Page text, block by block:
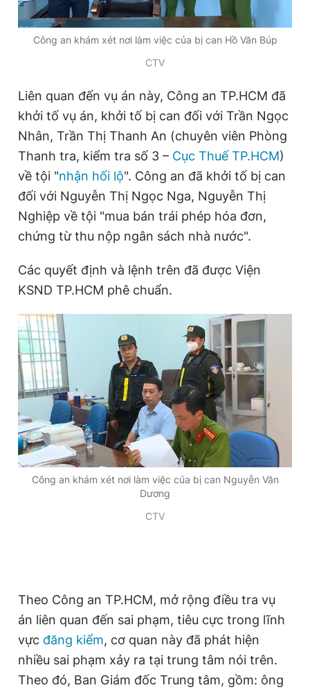
Công an khám xét nơi làm việc của bị can Hồ Văn Búp
CTV
Liên quan đến vụ án này, Công an TP.HCM đã
khởi tố vụ án, khởi tố bị can đối với Trần Ngọc
Nhân, Trần Thị Thanh An (chuyên viên Phòng
Thanh tra, kiểm tra số 3 – Cục Thuế TP.HCM)
về tội "nhận hối lộ". Công an đã khởi tố bị can
đối với Nguyễn Thị Ngọc Nga, Nguyễn Thị
Nghiệp về tội "mua bán trái phép hóa đơn,
chứng từ thu nộp ngân sách nhà nước".
Các quyết định và lệnh trên đã được Viện
KSND TP.HCM phê chuẩn.
Công an khám xét nơi làm việc của bị can Nguyễn Văn
Dương
CTV
Theo Công an TP.HCM, mở rộng điều tra vụ
án liên quan đến sai phạm, tiêu cực trong lĩnh
vực đăng kiểm, cơ quan này đã phát hiện
nhiều sai phạm xảy ra tại trung tâm nói trên.
Theo đó, Ban Giám đốc Trung tâm, gồm: ông